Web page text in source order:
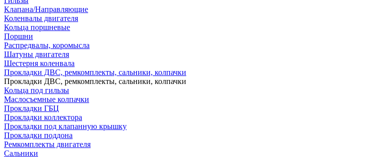
Клапана/Направляющие
Коленвалы двигателя
Кольца поршневые
Поршни
Распредвалы, коромысла
Шатуны двигателя
Шестерня коленвала
Прокладки ДВС, ремкомплекты, сальники, колпачки
Прокладки ДВС, ремкомплекты, сальники, колпачки
Кольца под гильзы
Маслосъемные колпачки
Прокладки ГБЦ
Прокладки коллектора
Прокладки под клапанную крышку
Прокладки поддона
Ремкомплекты двигателя
Сальники